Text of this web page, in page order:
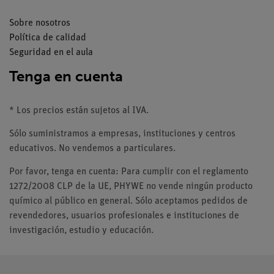
Sobre nosotros
Política de calidad
Seguridad en el aula
Tenga en cuenta
* Los precios están sujetos al IVA.
Sólo suministramos a empresas, instituciones y centros
educativos. No vendemos a particulares.
Por favor, tenga en cuenta: Para cumplir con el reglamento
1272/2008 CLP de la UE, PHYWE no vende ningún producto
químico al público en general. Sólo aceptamos pedidos de
revendedores, usuarios profesionales e instituciones de
investigación, estudio y educación.